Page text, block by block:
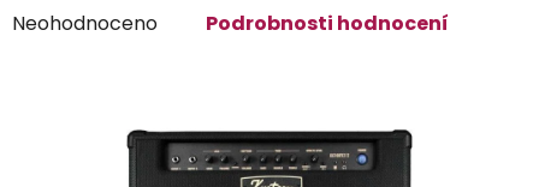
Průměrné
Neohodnoceno Podrobnosti hodnocení